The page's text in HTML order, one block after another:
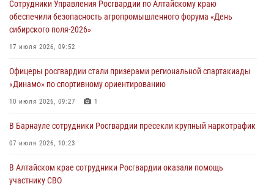
акции «Коробка храбрости»
Сотрудники Росгвардии провели встречу с юными пограничниками
03 июля 2026, 04:03
Управление Росгвардии по Алтайскому краю провело для детей
02 июля 2026, 00:55
Алтайскому краю подведены итоги «прямой линии»
01 июля 2026, 07:49
Сотрудники Управления Росгвардии по Алтайскому краю
обеспечили безопасность агропромышленного форума «День
сибирского поля-2026»
17 июля 2026, 09:52
Офицеры росгвардии стали призерами региональной спартакиады
«Динамо» по спортивному ориентированию
10 июля 2026, 09:27 1
В Барнауле сотрудники Росгвардии пресекли крупный наркотрафик
07 июля 2026, 10:23
В Алтайском крае сотрудники Росгвардии оказали помощь
участнику СВО